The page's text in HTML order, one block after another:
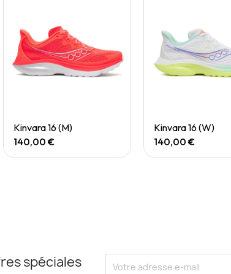
Quick View
Kinvara 16 (M)
140,00 €
Quick View
Kinvara 16 (W)
140,00 €
spéciales